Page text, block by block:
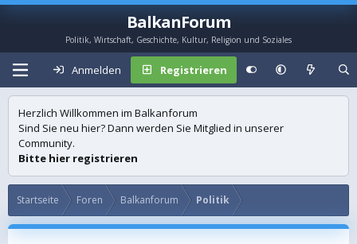
BalkanForum
Politik, Wirtschaft, Geschichte, Kultur, Religion und Soziales
Anmelden Registrieren
Herzlich Willkommen im Balkanforum
Sind Sie neu hier? Dann werden Sie Mitglied in unserer
Community.
Bitte hier registrieren
Startseite Foren Balkanforum Politik